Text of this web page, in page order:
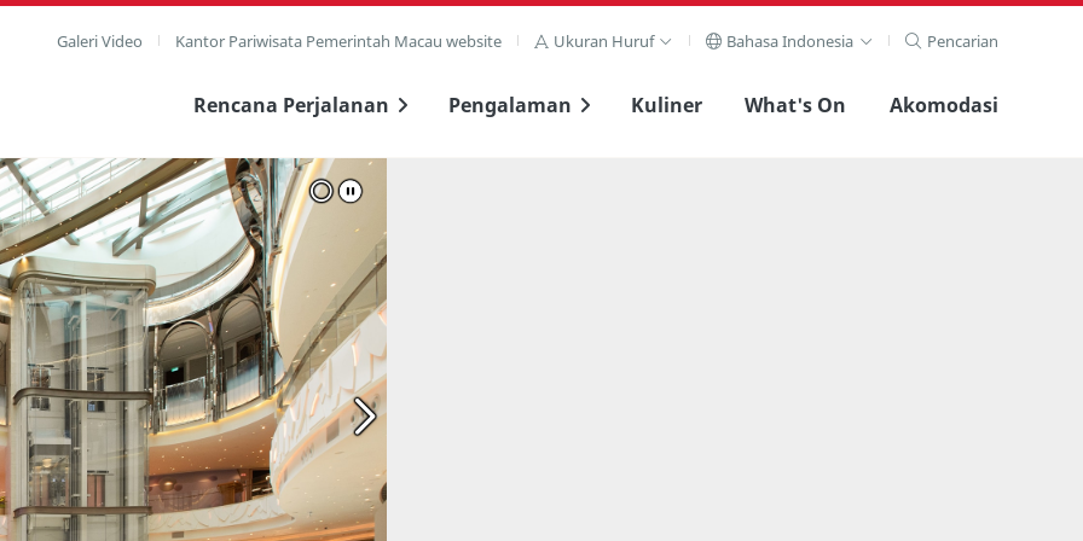
Galeri Video Kantor Pariwisata Pemerintah Macau website Ukuran Huruf Bahasa Indonesia Pencarian
Rencana Perjalanan Pengalaman Kuliner What's On Akomodasi
penuh